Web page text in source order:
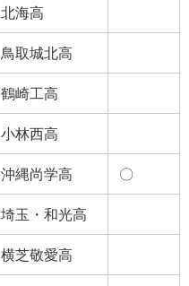
北海高
鳥取城北高
鶴崎工高
小林西高
沖縄尚学高 〇
埼玉・和光高
横芝敬愛高